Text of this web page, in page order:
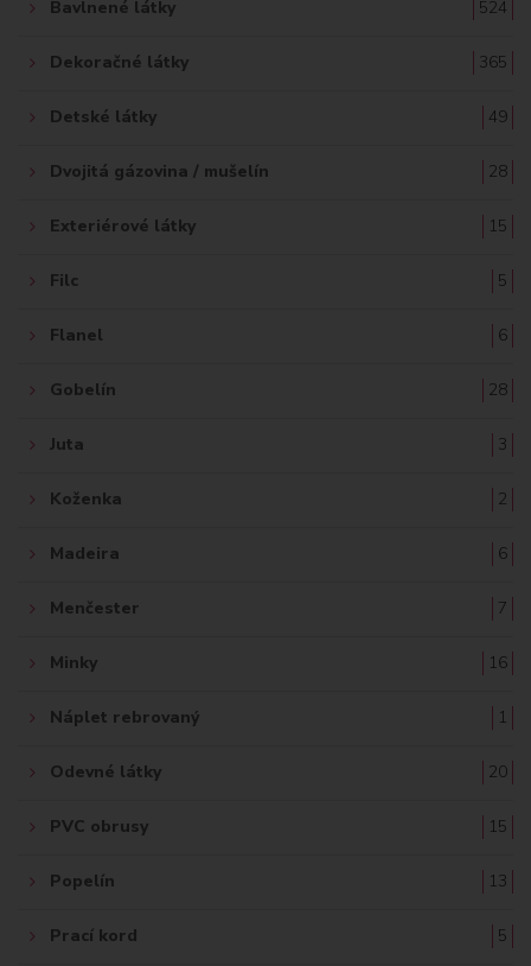
Bavlnené látky 524
Dekoračné látky 365
Detské látky 49
Dvojitá gázovina / mušelín 28
Exteriérové látky 15
Filc 5
Flanel 6
Gobelín 28
Juta 3
Koženka 2
Madeira 6
Menčester 7
Minky 16
Náplet rebrovaný 1
Odevné látky 20
PVC obrusy 15
Popelín 13
Prací kord 5